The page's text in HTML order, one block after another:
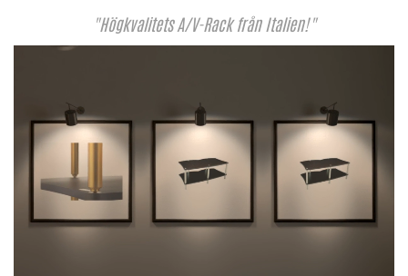
"Högkvalitets A/V-Rack från Italien!"